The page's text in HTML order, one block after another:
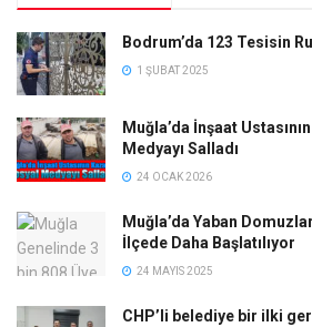
Bodrum’da 123 Tesisin
1 ŞUBAT 2025
Muğla’da İnşaat
Medyayı Salladı
24 OCAK 2026
Muğla’da Yaban
İlçede Daha Başlatılıyor
24 MAYIS 2025
CHP’li belediye bir ilki